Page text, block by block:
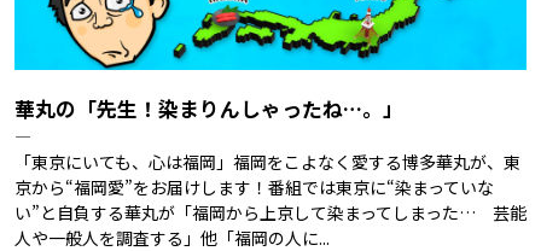
華丸の「先生！染まりんしゃったね…。」
―
「東京にいても、心は福岡」福岡をこよなく愛する博多華丸が、東
京から“福岡愛”をお届けします！番組では東京に“染まっていな
い”と自負する華丸が「福岡から上京して染まってしまった… 芸能
人や一般人を調査する」他「福岡の人に...